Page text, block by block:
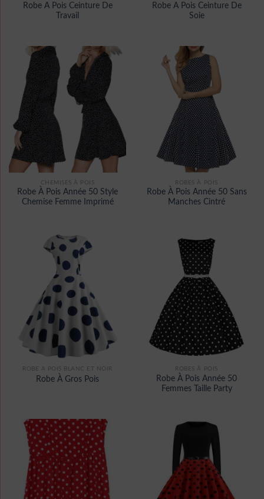
Robe A Pois Ceinture De
Travail
Robe A Pois Ceinture De
Soie
CHEMISES À POIS
Robe À Pois Année 50 Style
Chemise Femme Imprimé
ROBES À POIS
Robe À Pois Année 50 Sans
Manches Cintré
ROBE A POIS BLANC ET NOIR
Robe À Gros Pois
ROBES À POIS
Robe À Pois Année 50
Femmes Taille Party